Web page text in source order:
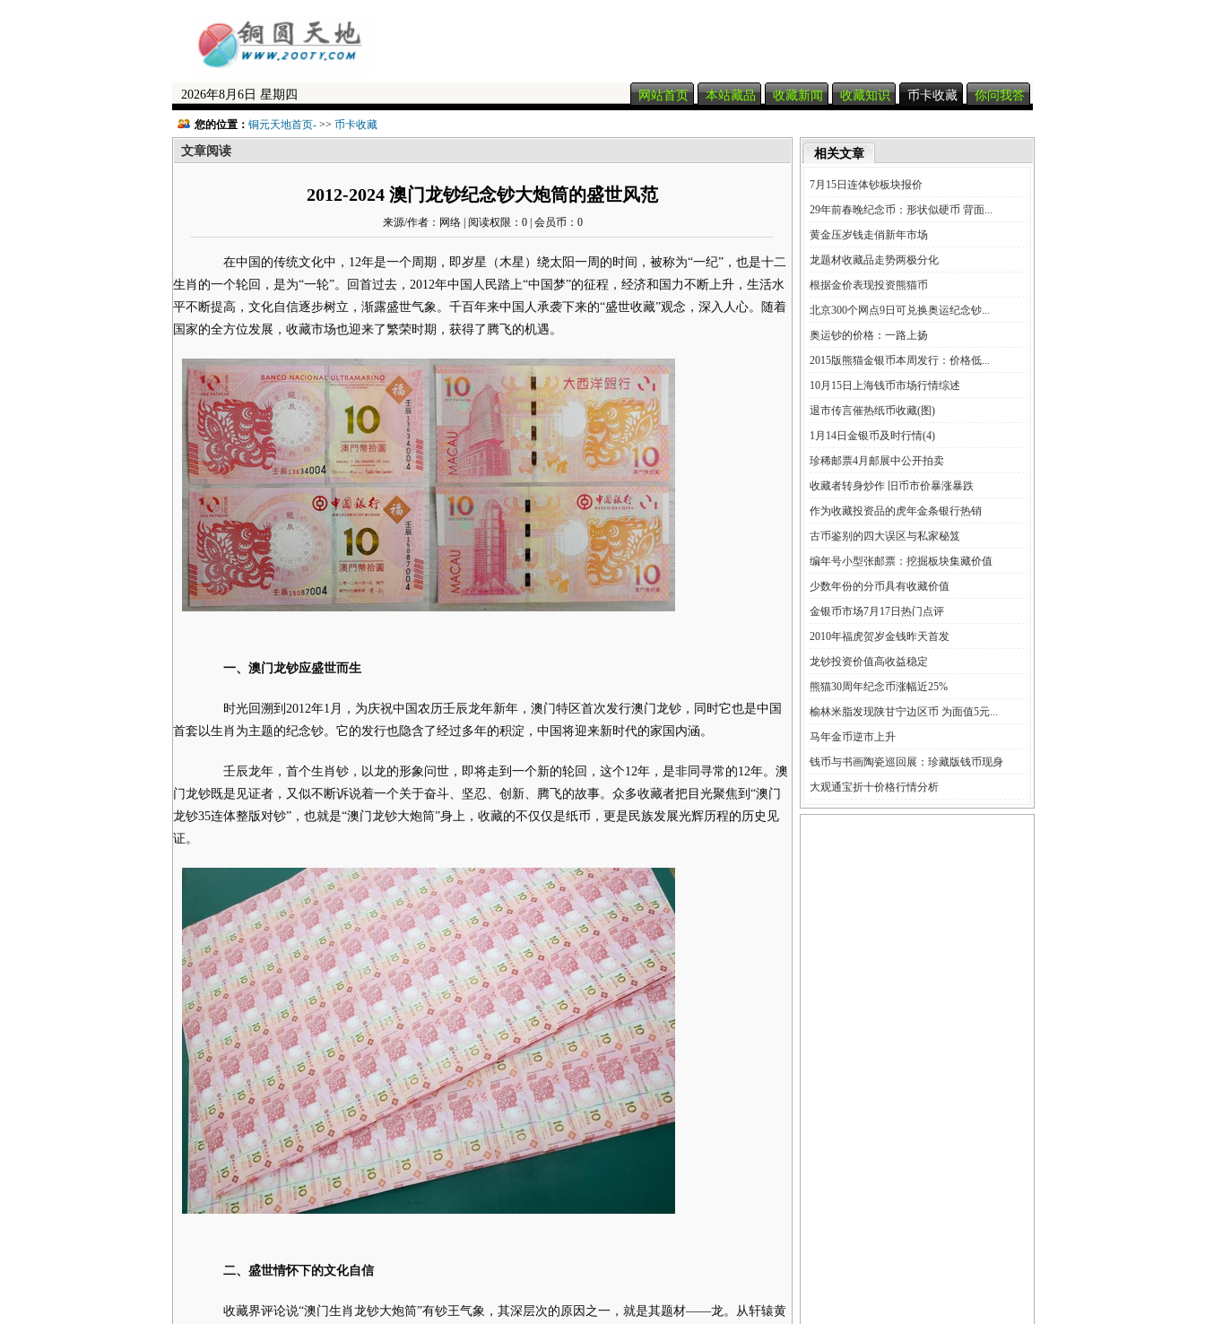
2026年8月6日 星期四 网站首页 本站藏品 收藏新闻 收藏知识 币卡收藏 你问我答
您的位置： 铜元天地首页- >> 币卡收藏
文章阅读
2012-2024 澳门龙钞纪念钞大炮筒的盛世风范
来源/作者：网络 | 阅读权限：0 | 会员币：0
在中国的传统文化中，12年是一个周期，即岁星（木星）绕太阳一周的时间，被称为“一纪”，也是十二
生肖的一个轮回，是为“一轮”。回首过去，2012年中国人民踏上“中国梦”的征程，经济和国力不断上升，生活水
平不断提高，文化自信逐步树立，渐露盛世气象。千百年来中国人承袭下来的“盛世收藏”观念，深入人心。随着
国家的全方位发展，收藏市场也迎来了繁荣时期，获得了腾飞的机遇。
一、澳门龙钞应盛世而生
时光回溯到2012年1月，为庆祝中国农历壬辰龙年新年，澳门特区首次发行澳门龙钞，同时它也是中国
首套以生肖为主题的纪念钞。它的发行也隐含了经过多年的积淀，中国将迎来新时代的家国内涵。
壬辰龙年，首个生肖钞，以龙的形象问世，即将走到一个新的轮回，这个12年，是非同寻常的12年。澳
门龙钞既是见证者，又似不断诉说着一个关于奋斗、坚忍、创新、腾飞的故事。众多收藏者把目光聚焦到“澳门
龙钞35连体整版对钞”，也就是“澳门龙钞大炮筒”身上，收藏的不仅仅是纸币，更是民族发展光辉历程的历史见
证。
二、盛世情怀下的文化自信
收藏界评论说“澳门生肖龙钞大炮筒”有钞王气象，其深层次的原因之一，就是其题材——龙。从轩辕黄
相关文章
7月15日连体钞板块报价
29年前春晚纪念币：形状似硬币 背面...
黄金压岁钱走俏新年市场
龙题材收藏品走势两极分化
根据金价表现投资熊猫币
北京300个网点9日可兑换奥运纪念钞...
奥运钞的价格：一路上扬
2015版熊猫金银币本周发行：价格低...
10月15日上海钱币市场行情综述
退市传言催热纸币收藏(图)
1月14日金银币及时行情(4)
珍稀邮票4月邮展中公开拍卖
收藏者转身炒作 旧币市价暴涨暴跌
作为收藏投资品的虎年金条银行热销
古币鉴别的四大误区与私家秘笈
编年号小型张邮票：挖掘板块集藏价值
少数年份的分币具有收藏价值
金银币市场7月17日热门点评
2010年福虎贺岁金钱昨天首发
龙钞投资价值高收益稳定
熊猫30周年纪念币涨幅近25%
榆林米脂发现陕甘宁边区币 为面值5元...
马年金币逆市上升
钱币与书画陶瓷巡回展：珍藏版钱币现身
大观通宝折十价格行情分析